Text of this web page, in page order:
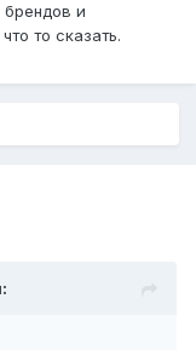
и
то сказать.